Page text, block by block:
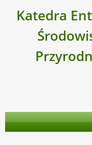
Katedra
STRONA GŁÓWNA